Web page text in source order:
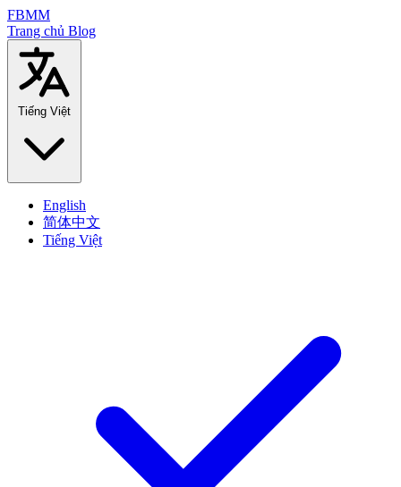
FBMM
Trang chủ Blog
Tiếng Việt
English
简体中文
Tiếng Việt